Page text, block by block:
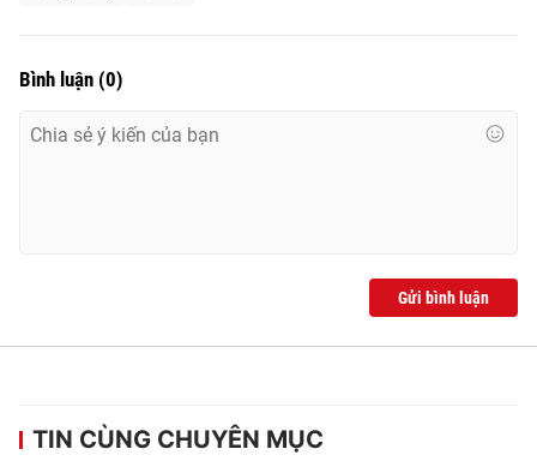
Bình luận (0)
Gửi bình luận
TIN CÙNG CHUYÊN MỤC